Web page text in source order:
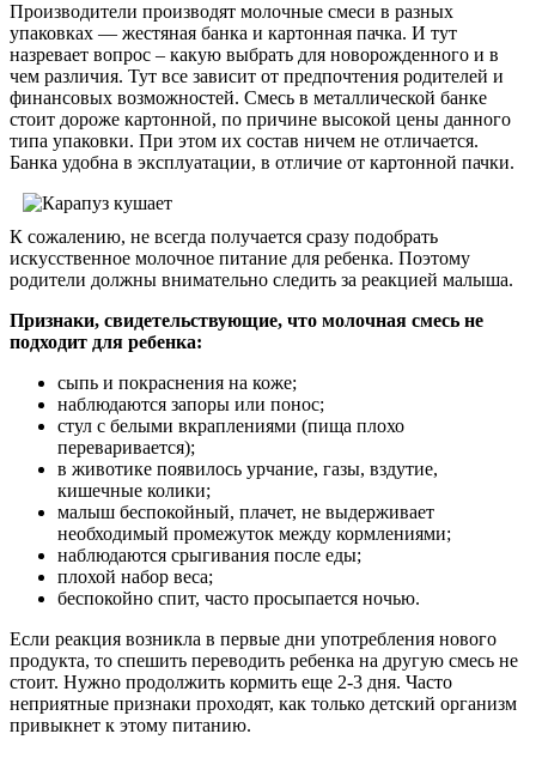
Производители производят молочные смеси в разных
упаковках — жестяная банка и картонная пачка. И тут
назревает вопрос – какую выбрать для новорожденного и в
чем различия. Тут все зависит от предпочтения родителей и
финансовых возможностей. Смесь в металлической банке
стоит дороже картонной, по причине высокой цены данного
типа упаковки. При этом их состав ничем не отличается.
Банка удобна в эксплуатации, в отличие от картонной пачки.
К сожалению, не всегда получается сразу подобрать
искусственное молочное питание для ребенка. Поэтому
родители должны внимательно следить за реакцией малыша.
Признаки, свидетельствующие, что молочная смесь не
подходит для ребенка:
сыпь и покраснения на коже;
наблюдаются запоры или понос;
стул с белыми вкраплениями (пища плохо
переваривается);
в животике появилось урчание, газы, вздутие,
кишечные колики;
малыш беспокойный, плачет, не выдерживает
необходимый промежуток между кормлениями;
наблюдаются срыгивания после еды;
плохой набор веса;
беспокойно спит, часто просыпается ночью.
Если реакция возникла в первые дни употребления нового
продукта, то спешить переводить ребенка на другую смесь не
стоит. Нужно продолжить кормить еще 2-3 дня. Часто
неприятные признаки проходят, как только детский организм
привыкнет к этому питанию.